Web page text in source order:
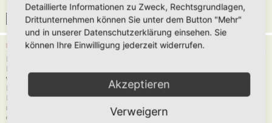
REGISTRIEREN
weitere Funktionen zuzugreifen. Die Board-Administration kann registrierten
Benutzern auch zusätzliche Berechtigungen zuweisen. Beachte bitte unsere
Nutzungsbedingungen und die verwandten Regelungen, bevor du dich
registrierst. Bitte beachte auch die jeweiligen Forenregeln, wenn du dich in
diesem Board bewegst.
Detaillierte Informationen zu Zweck, Rechtsgrundlagen,
Drittunternehmen können Sie unter dem Button "Mehr"
und in unserer Datenschutzerklärung einsehen. Sie
können Ihre Einwilligung jederzeit widerrufen.
Akzeptieren
Verweigern